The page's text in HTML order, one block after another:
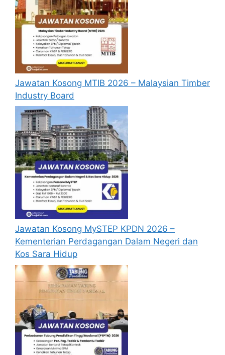
pengalaman kerja, gaji semasa dan gaji
yang dipohon, gambar berukuran
passport serta salinan sijil-sijil berkaitan)
semasa membuat permohonan.
Pemohon yang telah mendaftar dan
memohon jawatan yang disenaraikan
tidak perlu lagi memohon semula
sekiranya tempoh permohonan masih
sah.
Sebelum membuat permohonan sila
pastikan andalogin/register
mengisi segala maklumat yang diminta
dengan lengkap dan tepat.
Perlu diingatkan, hanya pemohon yang
layak sahaja akan dipanggil ke
temuduga. Sila lengkapkan dan
kemaskini maklumat anda yang telah
didaftarkan. Permohonan yang tidak
menerima sebarang jawapan selepas
bulandari tarikh iklan ditutup hendaklah
menganggap permohonan mereka tidak
berjaya.
Mohon Online
Jawatan Kosong MTIB 2026 – Malaysian Timber
Industry Board
Jawatan Kosong MySTEP KPDN 2026 –
Kementerian Perdagangan Dalam Negeri dan
Kos Sara Hidup